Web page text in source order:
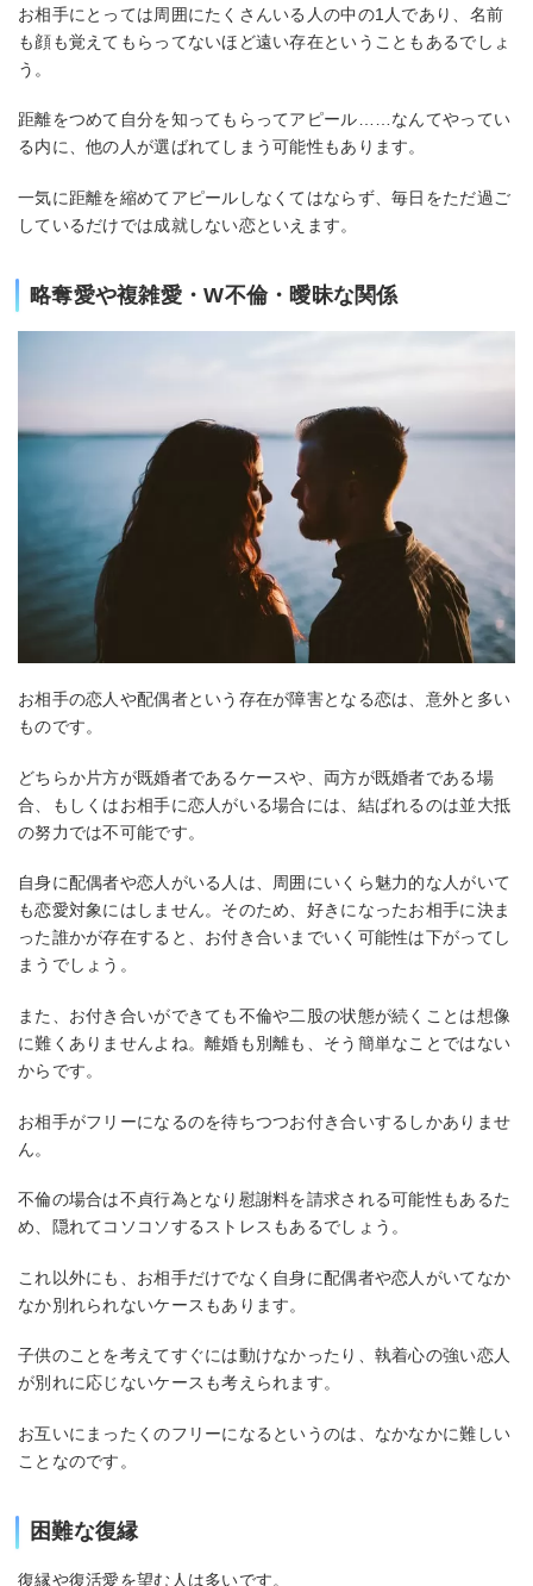
お相手にとっては周囲にたくさんいる人の中の1人であり、名前
も顔も覚えてもらってないほど遠い存在ということもあるでしょ
う。
距離をつめて自分を知ってもらってアピール……なんてやってい
る内に、他の人が選ばれてしまう可能性もあります。
一気に距離を縮めてアピールしなくてはならず、毎日をただ過ご
しているだけでは成就しない恋といえます。
略奪愛や複雑愛・W不倫・曖昧な関係
お相手の恋人や配偶者という存在が障害となる恋は、意外と多い
ものです。
どちらか片方が既婚者であるケースや、両方が既婚者である場
合、もしくはお相手に恋人がいる場合には、結ばれるのは並大抵
の努力では不可能です。
自身に配偶者や恋人がいる人は、周囲にいくら魅力的な人がいて
も恋愛対象にはしません。そのため、好きになったお相手に決ま
った誰かが存在すると、お付き合いまでいく可能性は下がってし
まうでしょう。
また、お付き合いができても不倫や二股の状態が続くことは想像
に難くありませんよね。離婚も別離も、そう簡単なことではない
からです。
お相手がフリーになるのを待ちつつお付き合いするしかありませ
ん。
不倫の場合は不貞行為となり慰謝料を請求される可能性もあるた
め、隠れてコソコソするストレスもあるでしょう。
これ以外にも、お相手だけでなく自身に配偶者や恋人がいてなか
なか別れられないケースもあります。
子供のことを考えてすぐには動けなかったり、執着心の強い恋人
が別れに応じないケースも考えられます。
お互いにまったくのフリーになるというのは、なかなかに難しい
ことなのです。
困難な復縁
復縁や復活愛を望む人は多いです。